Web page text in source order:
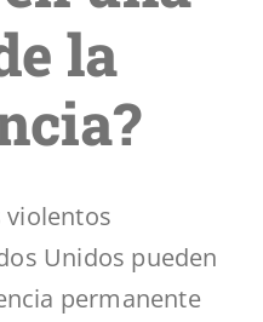
la
violentos
Unidos pueden
permanente